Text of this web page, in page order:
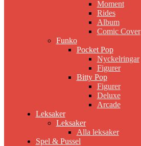
Moment
Rides
Album
Comic Cover
Funko
Pocket Pop
Nyckelringar
Figurer
Bitty Pop
Figurer
Deluxe
Arcade
Leksaker
Leksaker
Alla leksaker
Spel & Pussel